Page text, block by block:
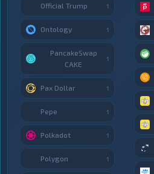
Official Trump 1
Ontology 1
PancakeSwap
CAKE
1
Pax Dollar 1
Pepe 1
Polkadot 1
Polygon 1